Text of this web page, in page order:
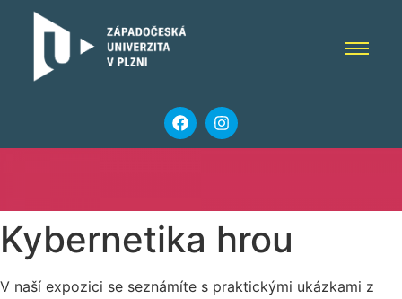
Kybernetika hrou
V naší expozici se seznámíte s praktickými ukázkami z